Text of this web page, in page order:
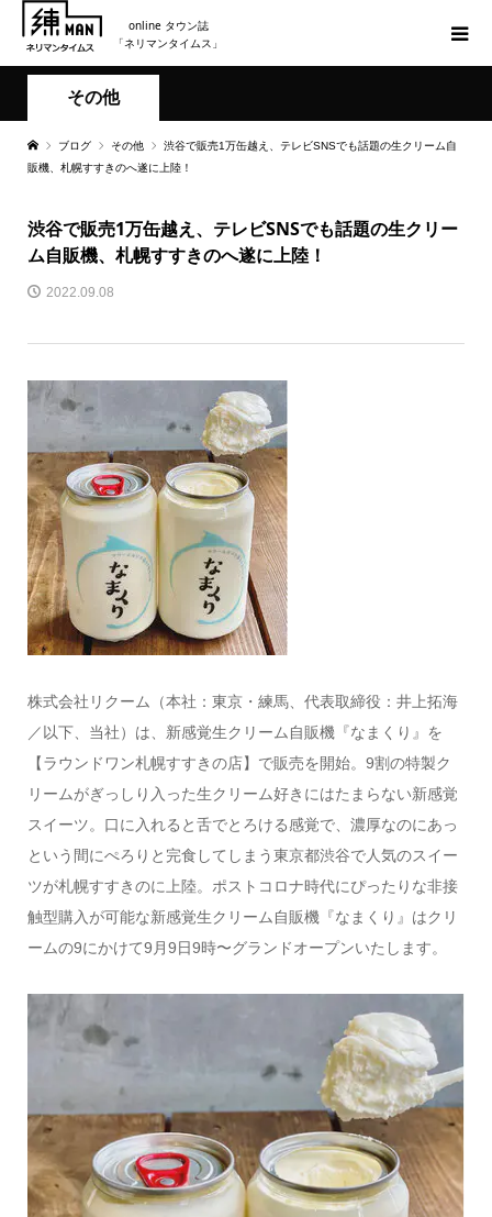
online タウン誌
「ネリマンタイムス」
その他
ブログ その他
渋谷で販売1万缶越え、テレビSNSでも話題の生クリーム自
販機、札幌すすきのへ遂に上陸！
渋谷で販売1万缶越え、テレビSNSでも話題の生クリー
ム自販機、札幌すすきのへ遂に上陸！
2022.09.08
株式会社リクーム（本社：東京・練馬、代表取締役：井上拓海
／以下、当社）は、新感覚生クリーム自販機『なまくり』を
【ラウンドワン札幌すすきの店】で販売を開始。9割の特製ク
リームがぎっしり入った生クリーム好きにはたまらない新感覚
スイーツ。口に入れると舌でとろける感覚で、濃厚なのにあっ
という間にぺろりと完食してしまう東京都渋谷で人気のスイー
ツが札幌すすきのに上陸。ポストコロナ時代にぴったりな非接
触型購入が可能な新感覚生クリーム自販機『なまくり』はクリ
ームの9にかけて9月9日9時〜グランドオープンいたします。